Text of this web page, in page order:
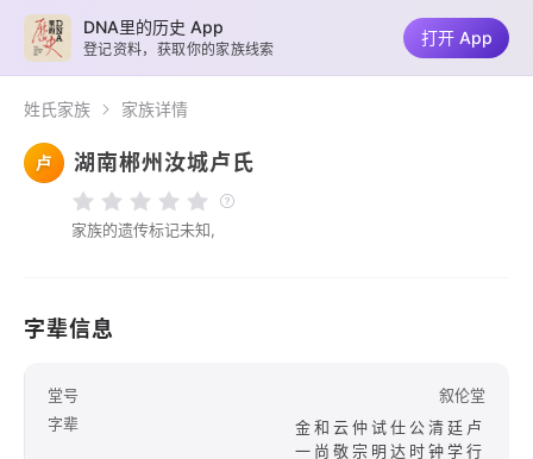
姓氏家族 家族详情
卢 湖南郴州汝城卢氏
家族的遗传标记未知,
字辈信息
堂号
叙伦堂
字辈
金和云仲试仕公清廷卢
一尚敬宗明达时钟学行
DNA里的历史 App
登记资料，获取你的家族线索
打开 App